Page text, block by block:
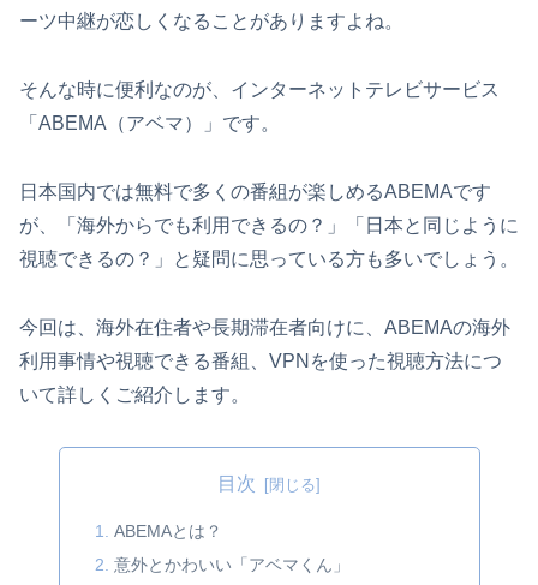
ーツ中継が恋しくなることがありますよね。
そんな時に便利なのが、インターネットテレビサービス
「ABEMA（アベマ）」です。
日本国内では無料で多くの番組が楽しめるABEMAです
が、「海外からでも利用できるの？」「日本と同じように
視聴できるの？」と疑問に思っている方も多いでしょう。
今回は、海外在住者や長期滞在者向けに、ABEMAの海外
利用事情や視聴できる番組、VPNを使った視聴方法につ
いて詳しくご紹介します。
目次
ABEMAとは？
意外とかわいい「アベマくん」